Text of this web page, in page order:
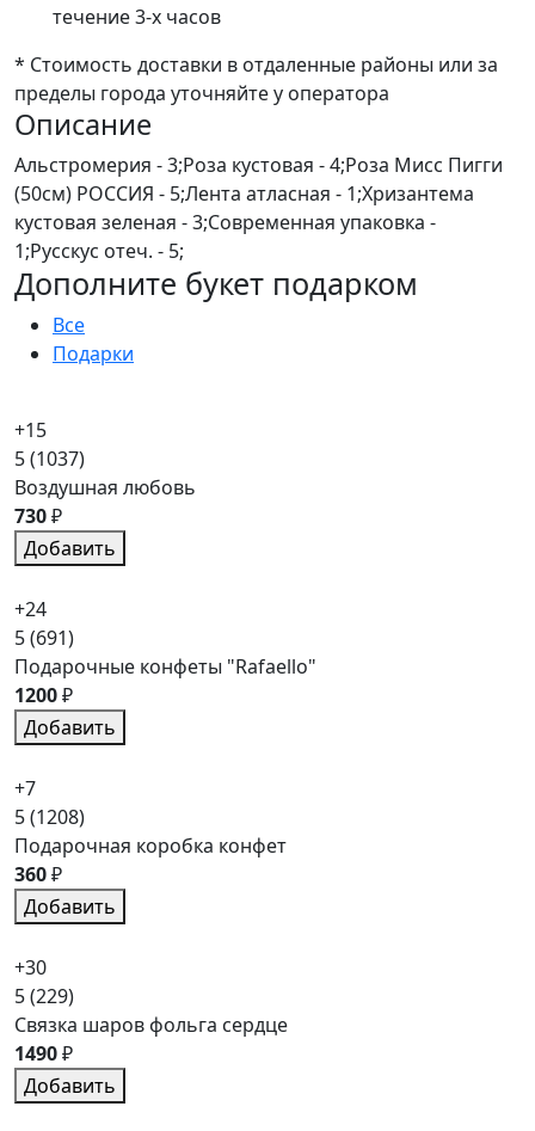
течение 3-х часов
* Стоимость доставки в отдаленные районы или за
пределы города уточняйте у оператора
Описание
Альстромерия - 3;Роза кустовая - 4;Роза Мисс Пигги
(50см) РОССИЯ - 5;Лента атласная - 1;Хризантема
кустовая зеленая - 3;Современная упаковка -
1;Русскус отеч. - 5;
Дополните букет подарком
Все
Подарки
+15
5(1037)
Воздушная любовь
730₽
Добавить
+24
5(691)
Подарочные конфеты "Rafaello"
1200₽
Добавить
+7
5(1208)
Подарочная коробка конфет
360₽
Добавить
+30
5(229)
Связка шаров фольга сердце
1490₽
Добавить